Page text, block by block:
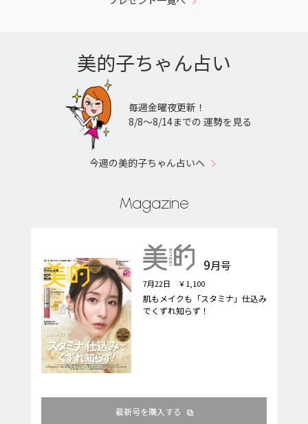
美的子ちゃん占い
毎週金曜夜更新！
8/8〜8/14までの 運勢を見る
今週の美的子ちゃん占いへ
Magazine
9月号
7月22日 ￥1,100
肌もメイクも「スタミナ」仕込み
でくずれ知らず！
最新号を購入する